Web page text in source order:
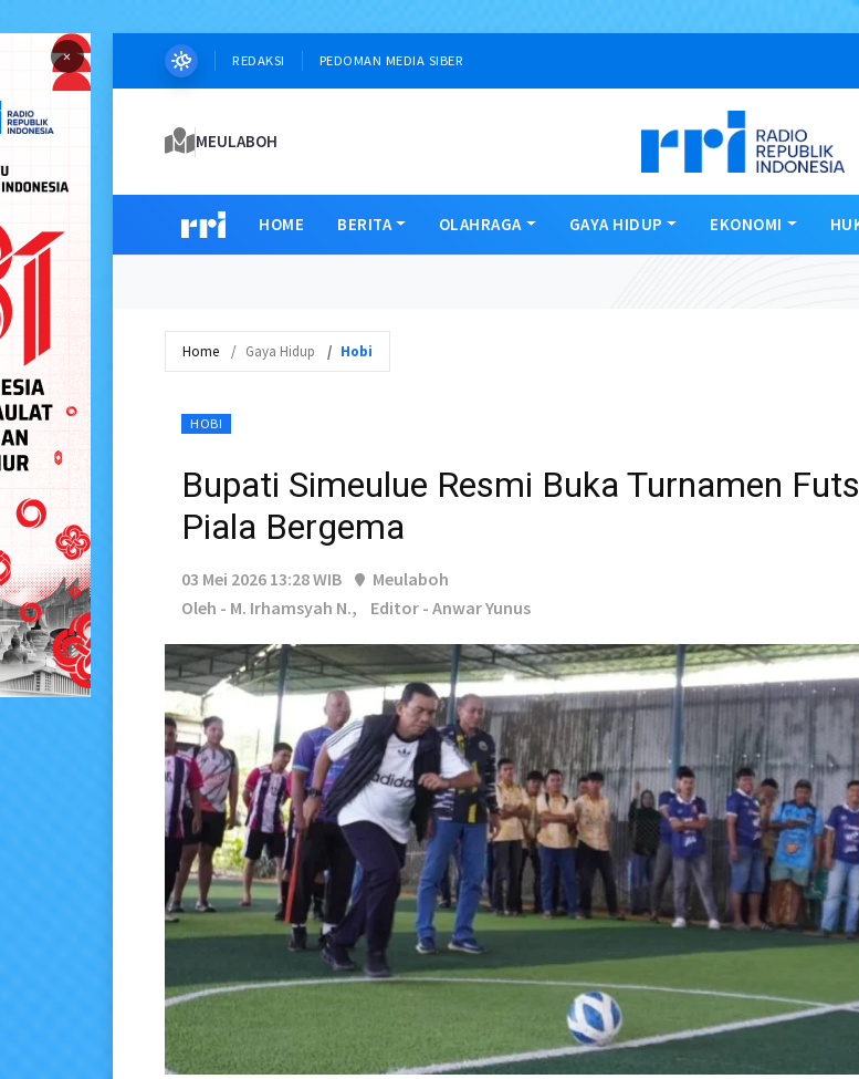
× REDAKSI PEDOMAN MEDIA SIBER
MEULABOH
HOME BERITA OLAHRAGA GAYA HIDUP EKONOMI
Home Gaya Hidup Hobi
HOBI
Bupati Simeulue Resmi Buka Turnamen
Piala Bergema
03 Mei 2026 13:28 WIB
Meulaboh
Oleh - M. Irhamsyah N.,
Editor - Anwar Yunus